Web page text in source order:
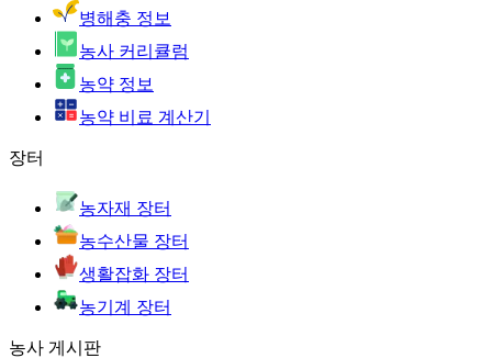
병해충 정보
농사 커리큘럼
농약 정보
농약 비료 계산기
장터
농자재 장터
농수산물 장터
생활잡화 장터
농기계 장터
농사 게시판